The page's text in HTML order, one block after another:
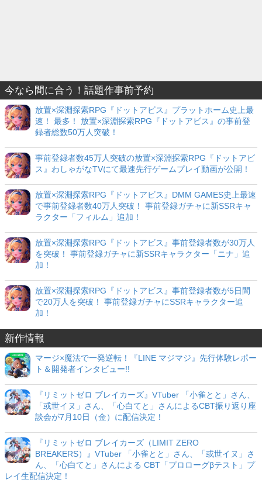
今なら間に合う！話題作事前予約
放置×深淵探索RPG『ドットアビス』プラットホーム史上最
速！ 最多！ 放置×深淵探索RPG『ドットアビス』の事前登
録者総数50万人突破！
事前登録者数45万人突破の放置×深淵探索RPG『ドットアビ
ス』わしゃがなTVにて最速先行ゲームプレイ動画が公開！
放置×深淵探索RPG『ドットアビス』DMM GAMES史上最速
で事前登録者数40万人突破！ 事前登録ガチャに新SSRキャ
ラクター「フィルム」追加！
放置×深淵探索RPG『ドットアビス』事前登録者数が30万人
を突破！ 事前登録ガチャに新SSRキャラクター「ニナ」追
加！
放置×深淵探索RPG『ドットアビス』事前登録者数が5日間
で20万人を突破！ 事前登録ガチャにSSRキャラクター追
加！
新作情報
マージ×魔法で一発逆転！『LINE マジマジ』先行体験レポー
ト＆開発者インタビュー!!
『リミットゼロ ブレイカーズ』VTuber 「小雀とと」さん、
「或世イヌ」さん、「心白てと」さんによるCBT振り返り座
談会が7月10日（金）に配信決定！
『リミットゼロ ブレイカーズ（LIMIT ZERO
BREAKERS）』VTuber 「小雀とと」さん、「或世イヌ」さ
ん、「心白てと」さんによる CBT「プロローグβテスト」プ
レイ生配信決定！